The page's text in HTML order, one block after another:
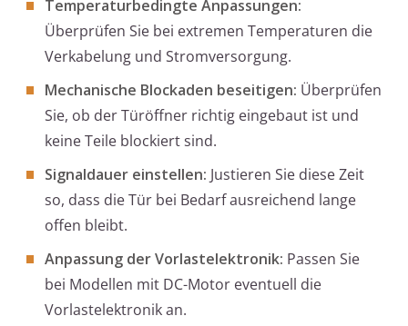
Temperaturbedingte Anpassungen:
Überprüfen Sie bei extremen Temperaturen die
Verkabelung und Stromversorgung.
Mechanische Blockaden beseitigen: Überprüfen
Sie, ob der Türöffner richtig eingebaut ist und
keine Teile blockiert sind.
Signaldauer einstellen: Justieren Sie diese Zeit
so, dass die Tür bei Bedarf ausreichend lange
offen bleibt.
Anpassung der Vorlastelektronik: Passen Sie
bei Modellen mit DC-Motor eventuell die
Vorlastelektronik an.